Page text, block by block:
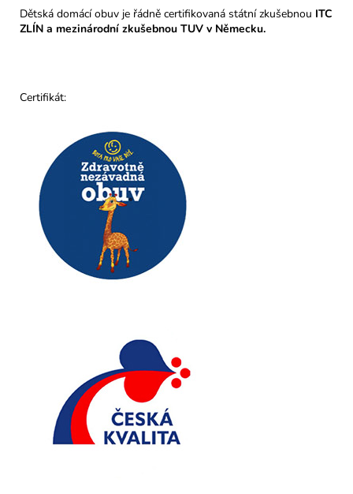
Dětská domácí obuv je řádně certifikovaná státní zkušebnou ITC
ZLÍN a mezinárodní zkušebnou TUV v Německu.
Certifikát: